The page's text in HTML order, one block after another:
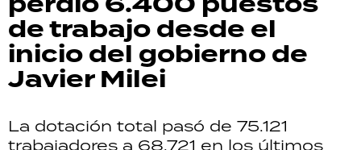
de trabajo desde el
inicio del gobierno de
Javier Milei
La dotación total pasó de 75.121
trabajadores a 68.721 en los últimos